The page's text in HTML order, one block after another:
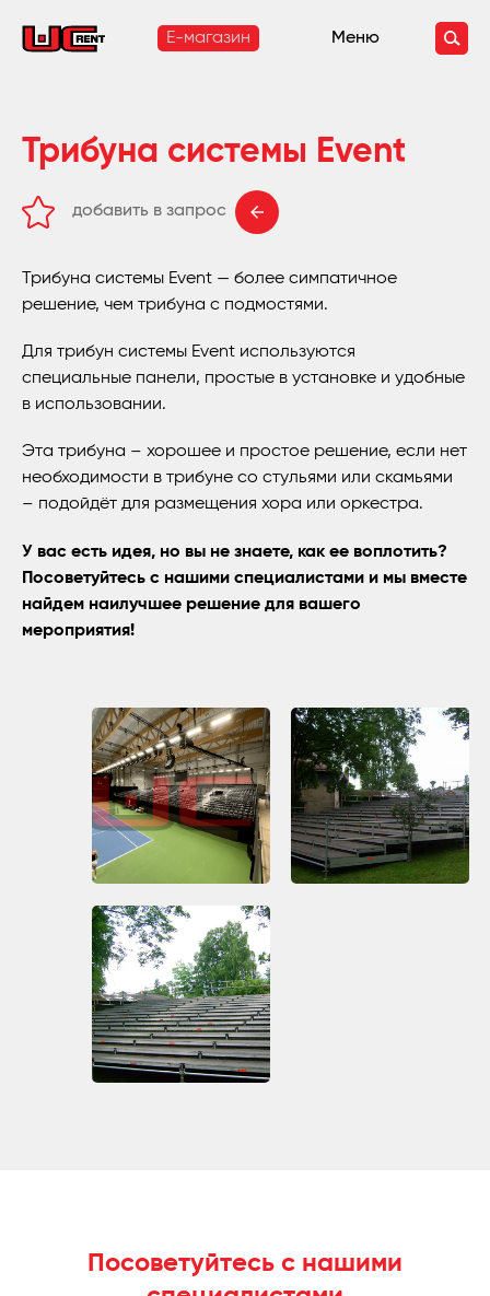
E-магазин Меню
Трибуна системы Event
добавить в запрос
Трибуна системы Event — более симпатичное
решение, чем трибуна с подмостями.
Для трибун системы Event используются
специальные панели, простые в установке и удобные
в использовании.
Эта трибуна – хорошее и простое решение, если нет
необходимости в трибуне со стульями или скамьями
– подойдёт для размещения хора или оркестра.
У вас есть идея, но вы не знаете, как ее воплотить?
Посоветуйтесь с нашими специалистами и мы вместе
найдем наилучшее решение для вашего
мероприятия!
Посоветуйтесь с нашими